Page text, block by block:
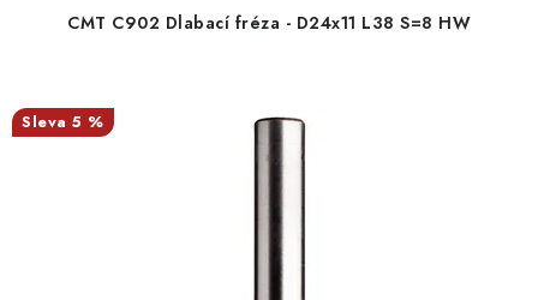
CMT C902 Dlabací fréza - D24x11 L38 S=8 HW
5 %